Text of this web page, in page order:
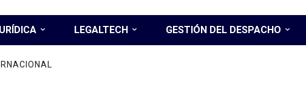
LEGALTECH GESTIÓN DEL DESPACHO